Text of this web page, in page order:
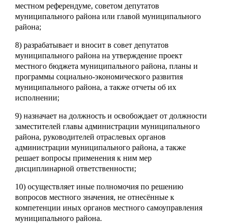
местном референдуме, советом депутатов
муниципального района или главой муниципального
района;
8) разрабатывает и вносит в совет депутатов
муниципального района на утверждение проект
местного бюджета муниципального района, планы и
программы социально-экономического развития
муниципального района, а также отчеты об их
исполнении;
9) назначает на должность и освобождает от должности
заместителей главы администрации муниципального
района, руководителей отраслевых органов
администрации муниципального района, а также
решает вопросы применения к ним мер
дисциплинарной ответственности;
10) осуществляет иные полномочия по решению
вопросов местного значения, не отнесённые к
компетенции иных органов местного самоуправления
муниципального района.